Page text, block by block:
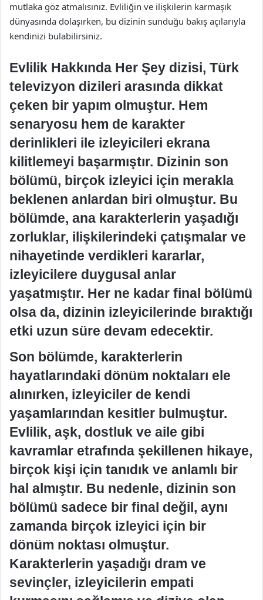
mutlaka göz atmalısınız. Evliliğin ve ilişkilerin karmaşık
dünyasında dolaşırken, bu dizinin sunduğu bakış açılarıyla
kendinizi bulabilirsiniz.
Evlilik Hakkında Her Şey dizisi, Türk
televizyon dizileri arasında dikkat
çeken bir yapım olmuştur. Hem
senaryosu hem de karakter
derinlikleri ile izleyicileri ekrana
kilitlemeyi başarmıştır. Dizinin son
bölümü, birçok izleyici için merakla
beklenen anlardan biri olmuştur. Bu
bölümde, ana karakterlerin yaşadığı
zorluklar, ilişkilerindeki çatışmalar ve
nihayetinde verdikleri kararlar,
izleyicilere duygusal anlar
yaşatmıştır. Her ne kadar final bölümü
olsa da, dizinin izleyicilerinde bıraktığı
etki uzun süre devam edecektir.
Son bölümde, karakterlerin
hayatlarındaki dönüm noktaları ele
alınırken, izleyiciler de kendi
yaşamlarından kesitler bulmuştur.
Evlilik, aşk, dostluk ve aile gibi
kavramlar etrafında şekillenen hikaye,
birçok kişi için tanıdık ve anlamlı bir
hal almıştır. Bu nedenle, dizinin son
bölümü sadece bir final değil, aynı
zamanda birçok izleyici için bir
dönüm noktası olmuştur.
Karakterlerin yaşadığı dram ve
sevinçler, izleyicilerin empati